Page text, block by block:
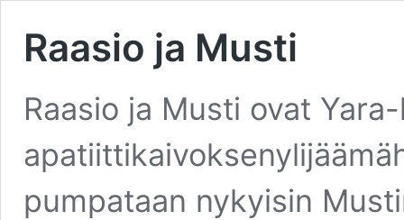
Raasio ja Musti
Raasio ja Musti ovat
pumpataan nykyisin